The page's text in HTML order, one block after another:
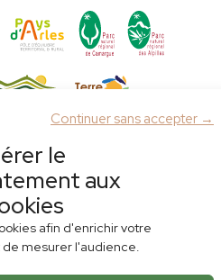
le
aux
afin d'enrichir votre
mesurer l'audience.
Continuer sans accepter →